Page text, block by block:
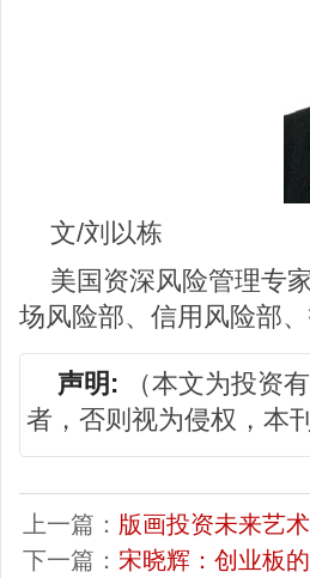
文/刘以栋
美国资深风险管理专
场风险部、信用风险部
声明:
（本文为投资
者，否则视为侵权，本
上一篇： 版画投资未来艺
下一篇： 宋晓辉：创业板